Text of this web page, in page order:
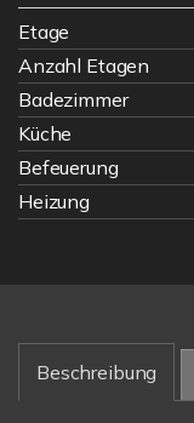
Etage
Anzahl Etagen
Badezimmer
Küche
Befeuerung
Heizung
Beschreibung